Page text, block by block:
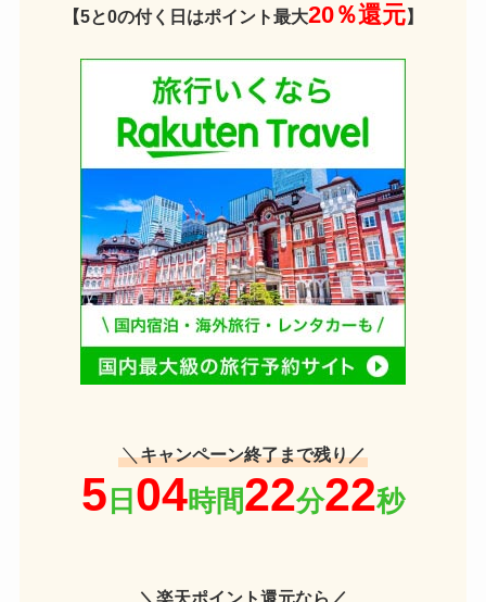
【5と0の付く日はポイント最大20％還元】
＼キャンペーン終了まで残り／
＼楽天ポイント還元なら／